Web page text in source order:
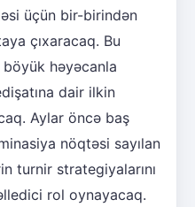
üçün bir-birindən
çıxaracaq. Bu
həyəcanla
dair ilkin
Aylar öncə baş
nöqtəsi sayılan
turnir strategiyalarını
rol oynayacaq.